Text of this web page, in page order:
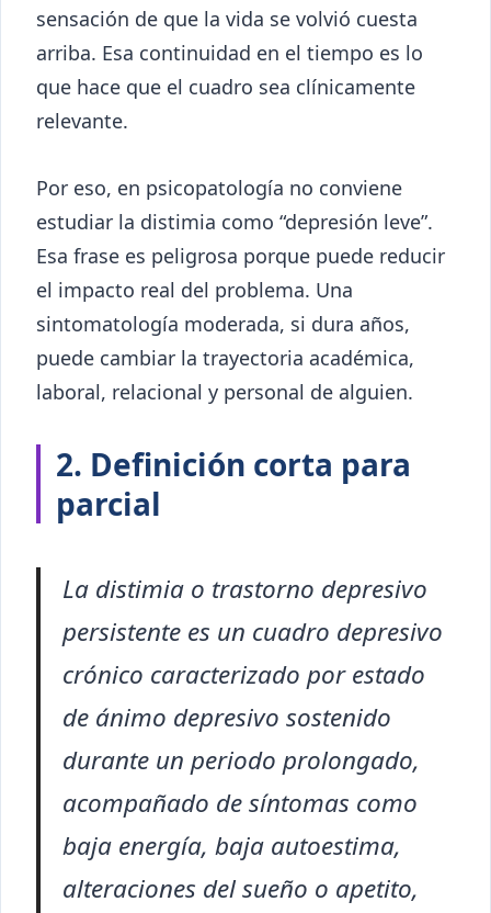
sensación de que la vida se volvió cuesta
arriba. Esa continuidad en el tiempo es lo
que hace que el cuadro sea clínicamente
relevante.
Por eso, en psicopatología no conviene
estudiar la distimia como “depresión leve”.
Esa frase es peligrosa porque puede reducir
el impacto real del problema. Una
sintomatología moderada, si dura años,
puede cambiar la trayectoria académica,
laboral, relacional y personal de alguien.
2. Definición corta para
parcial
La distimia o trastorno depresivo
persistente es un cuadro depresivo
crónico caracterizado por estado
de ánimo depresivo sostenido
durante un periodo prolongado,
acompañado de síntomas como
baja energía, baja autoestima,
alteraciones del sueño o apetito,